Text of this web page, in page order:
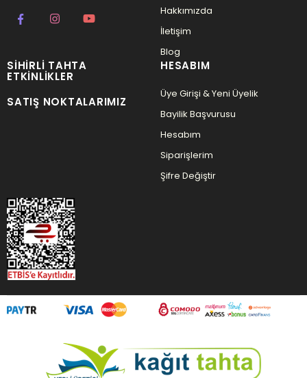
Hakkımızda
İletişim
Blog
SIHIRLI TAHTA
ETKINLIKLER
SATIŞ NOKTALARIMIZ
HESABIM
Üye Girişi & Yeni Üyelik
Bayilik Başvurusu
Hesabım
Siparişlerim
Şifre Değiştir